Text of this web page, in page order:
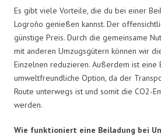
Es gibt viele Vorteile, die du bei einer
Logroño genießen kannst. Der
günstige Preis. Durch die gemeinsame
mit anderen Umzugsgütern können wir
Einzelnen reduzieren. Außerdem ist eine
umweltfreundliche Option, da der
Route unterwegs ist und somit die CO2-
werden.
Wie funktioniert eine Beiladung bei